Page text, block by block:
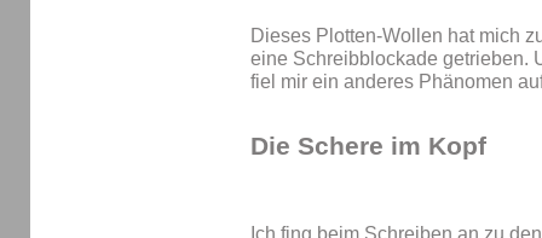
Dieses Plotten-Wollen hat mich
eine Schreibblockade getrieben.
fiel mir ein anderes Phänomen
Die Schere im Kopf
Ich fing beim Schreiben an zu